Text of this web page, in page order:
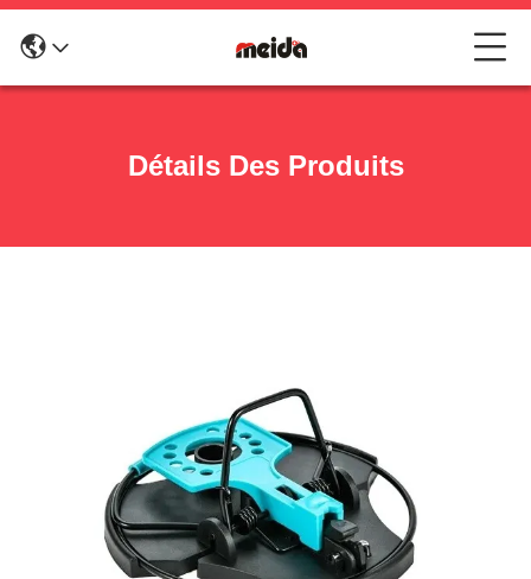
Détails Des Produits